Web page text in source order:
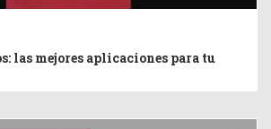
las mejores aplicaciones para tu